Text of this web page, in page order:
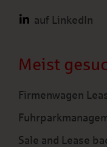
auf LinkedIn
Meist
Firmenwagen
Sale and Lease